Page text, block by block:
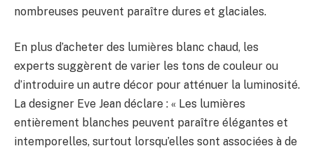
nombreuses peuvent paraître dures et glaciales.
En plus d’acheter des lumières blanc chaud, les
experts suggèrent de varier les tons de couleur ou
d’introduire un autre décor pour atténuer la luminosité.
La designer Eve Jean déclare : « Les lumières
entièrement blanches peuvent paraître élégantes et
intemporelles, surtout lorsqu’elles sont associées à de